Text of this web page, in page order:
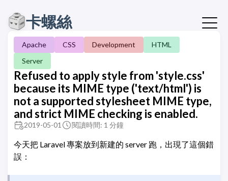
卡螺絲
Apache CSS Development
HTML
Server
Refused to apply style from 'style.css'
because its MIME type ('text/html') is
not a supported stylesheet MIME type,
and strict MIME checking is enabled.
2019-05-01 閱讀時間: 1 分鐘
今天把 Laravel 專案放到新建的 server 跑，出現了這個錯
誤：